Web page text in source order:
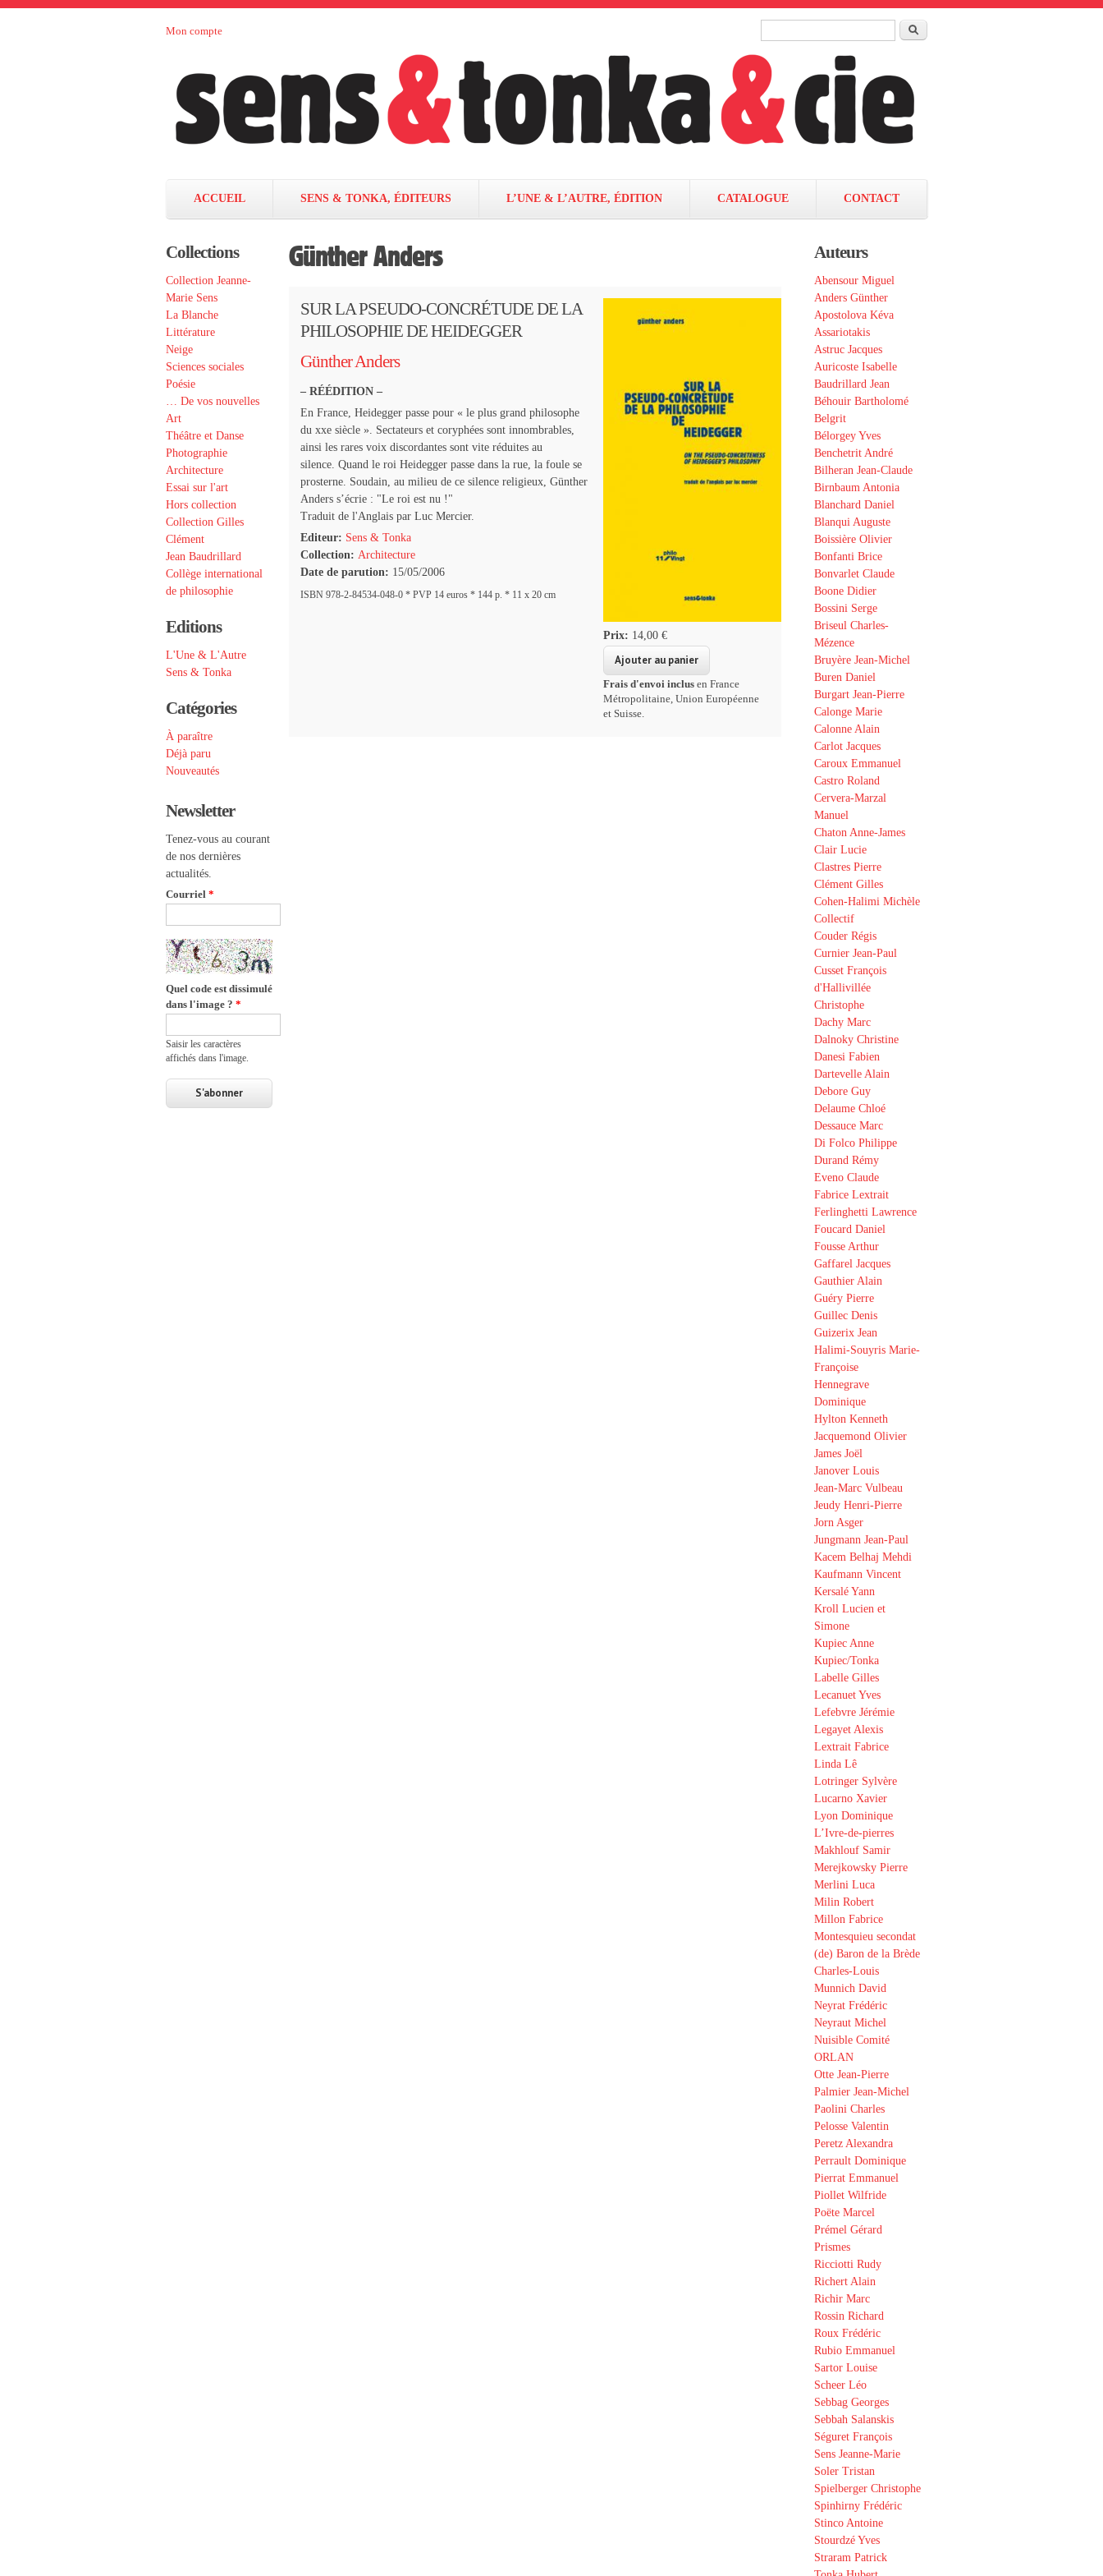
Rechercher
Mon compte
Sens et
Tonka
éditeurs
d’édition
française
ACCUEIL SENS & TONKA, ÉDITEURS L’UNE & L’AUTRE, ÉDITION CATALOGUE CONTACT
Collections
Collection Jeanne-
Marie Sens
La Blanche
Littérature
Neige
Sciences sociales
Poésie
… De vos nouvelles
Art
Théâtre et Danse
Photographie
Architecture
Essai sur l'art
Hors collection
Collection Gilles
Clément
Jean Baudrillard
Collège international
de philosophie
Editions
L'Une & L'Autre
Sens & Tonka
Catégories
À paraître
Déjà paru
Nouveautés
Newsletter
Tenez-vous au courant
de nos dernières
actualités.
Courriel *
Quel code est dissimulé
dans l'image ? *
Saisir les caractères
affichés dans l'image.
Günther Anders
SUR LA PSEUDO-CONCRÉTUDE DE LA
PHILOSOPHIE DE HEIDEGGER
Günther Anders
– RÉÉDITION –
En France, Heidegger passe pour « le plus grand philosophe
du xxe siècle ». Sectateurs et coryphées sont innombrables,
ainsi les rares voix discordantes sont vite réduites au
silence. Quand le roi Heidegger passe dans la rue, la foule se
prosterne. Soudain, au milieu de ce silence religieux, Günther
Anders s’écrie : "Le roi est nu !"
Traduit de l'Anglais par Luc Mercier.
Editeur: Sens & Tonka
Collection: Architecture
Date de parution: 15/05/2006
ISBN 978-2-84534-048-0 * PVP 14 euros * 144 p. * 11 x 20 cm
Prix: 14,00 €
Frais d'envoi inclus en France
Métropolitaine, Union Européenne
et Suisse.
Auteurs
Abensour Miguel
Anders Günther
Apostolova Kéva
Assariotakis
Astruc Jacques
Auricoste Isabelle
Baudrillard Jean
Béhouir Bartholomé
Belgrit
Bélorgey Yves
Benchetrit André
Bilheran Jean-Claude
Birnbaum Antonia
Blanchard Daniel
Blanqui Auguste
Boissière Olivier
Bonfanti Brice
Bonvarlet Claude
Boone Didier
Bossini Serge
Briseul Charles-
Mézence
Bruyère Jean-Michel
Buren Daniel
Burgart Jean-Pierre
Calonge Marie
Calonne Alain
Carlot Jacques
Caroux Emmanuel
Castro Roland
Cervera-Marzal
Manuel
Chaton Anne-James
Clair Lucie
Clastres Pierre
Clément Gilles
Cohen-Halimi Michèle
Collectif
Couder Régis
Curnier Jean-Paul
Cusset François
d'Hallivillée
Christophe
Dachy Marc
Dalnoky Christine
Danesi Fabien
Dartevelle Alain
Debore Guy
Delaume Chloé
Dessauce Marc
Di Folco Philippe
Durand Rémy
Eveno Claude
Fabrice Lextrait
Ferlinghetti Lawrence
Foucard Daniel
Fousse Arthur
Gaffarel Jacques
Gauthier Alain
Guéry Pierre
Guillec Denis
Guizerix Jean
Halimi-Souyris Marie-
Françoise
Hennegrave
Dominique
Hylton Kenneth
Jacquemond Olivier
James Joël
Janover Louis
Jean-Marc Vulbeau
Jeudy Henri-Pierre
Jorn Asger
Jungmann Jean-Paul
Kacem Belhaj Mehdi
Kaufmann Vincent
Kersalé Yann
Kroll Lucien et
Simone
Kupiec Anne
Kupiec/Tonka
Labelle Gilles
Lecanuet Yves
Lefebvre Jérémie
Legayet Alexis
Lextrait Fabrice
Linda Lê
Lotringer Sylvère
Lucarno Xavier
Lyon Dominique
L’Ivre-de-pierres
Makhlouf Samir
Merejkowsky Pierre
Merlini Luca
Milin Robert
Millon Fabrice
Montesquieu secondat
(de) Baron de la Brède
Charles-Louis
Munnich David
Neyrat Frédéric
Neyraut Michel
Nuisible Comité
ORLAN
Otte Jean-Pierre
Palmier Jean-Michel
Paolini Charles
Pelosse Valentin
Peretz Alexandra
Perrault Dominique
Pierrat Emmanuel
Piollet Wilfride
Poëte Marcel
Prémel Gérard
Prismes
Ricciotti Rudy
Richert Alain
Richir Marc
Rossin Richard
Roux Frédéric
Rubio Emmanuel
Sartor Louise
Scheer Léo
Sebbag Georges
Sebbah Salanskis
Séguret François
Sens Jeanne-Marie
Soler Tristan
Spielberger Christophe
Spinhirny Frédéric
Stinco Antoine
Stourdzé Yves
Straram Patrick